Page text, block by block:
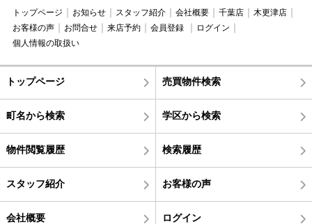
トップページ お知らせ スタッフ紹介 会社概要 千葉店
木更津店
お客様の声
お問合せ 来店予約 会員登録
ログイン
個人情報の取扱い
トップページ 売買物件検索
町名から検索 学区から検索
物件閲覧履歴 検索履歴
スタッフ紹介 お客様の声
会社概要 ログイン